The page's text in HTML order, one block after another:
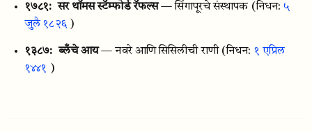
१७८१: सर थॉमस स्टॅम्फोर्ड रॅफल्स — सिंगापूरचे संस्थापक (निधन:५
जुलै १८२६)
१३८७: ब्लँचे आय — नवरे आणि सिसिलीची राणी (निधन: १ एप्रिल
१४४१
)